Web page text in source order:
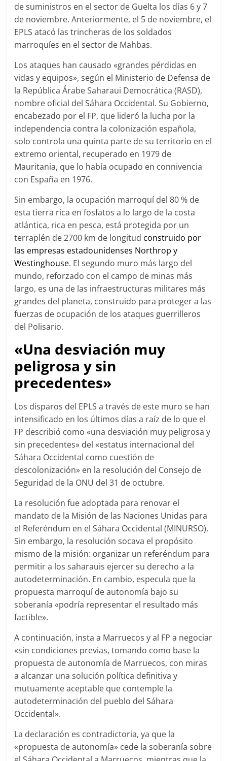
de suministros en el sector de Guelta los días 6 y 7
de noviembre. Anteriormente, el 5 de noviembre, el
EPLS atacó las trincheras de los soldados
marroquíes en el sector de Mahbas.
Los ataques han causado «grandes pérdidas en
vidas y equipos», según el Ministerio de Defensa de
la República Árabe Saharaui Democrática (RASD),
nombre oficial del Sáhara Occidental. Su Gobierno,
encabezado por el FP, que lideró la lucha por la
independencia contra la colonización española,
solo controla una quinta parte de su territorio en el
extremo oriental, recuperado en 1979 de
Mauritania, que lo había ocupado en connivencia
con España en 1976.
Sin embargo, la ocupación marroquí del 80 % de
esta tierra rica en fosfatos a lo largo de la costa
atlántica, rica en pesca, está protegida por un
terraplén de 2700 km de longitud construido por
las empresas estadounidenses Northrop y
Westinghouse. El segundo muro más largo del
mundo, reforzado con el campo de minas más
largo, es una de las infraestructuras militares más
grandes del planeta, construido para proteger a las
fuerzas de ocupación de los ataques guerrilleros
del Polisario.
«Una desviación muy
peligrosa y sin
precedentes»
Los disparos del EPLS a través de este muro se han
intensificado en los últimos días a raíz de lo que el
FP describió como «una desviación muy peligrosa y
sin precedentes» del «estatus internacional del
Sáhara Occidental como cuestión de
descolonización» en la resolución del Consejo de
Seguridad de la ONU del 31 de octubre.
La resolución fue adoptada para renovar el
mandato de la Misión de las Naciones Unidas para
el Referéndum en el Sáhara Occidental (MINURSO).
Sin embargo, la resolución socava el propósito
mismo de la misión: organizar un referéndum para
permitir a los saharauis ejercer su derecho a la
autodeterminación. En cambio, especula que la
propuesta marroquí de autonomía bajo su
soberanía «podría representar el resultado más
factible».
A continuación, insta a Marruecos y al FP a negociar
«sin condiciones previas, tomando como base la
propuesta de autonomía de Marruecos, con miras
a alcanzar una solución política definitiva y
mutuamente aceptable que contemple la
autodeterminación del pueblo del Sáhara
Occidental».
La declaración es contradictoria, ya que la
«propuesta de autonomía» cede la soberanía sobre